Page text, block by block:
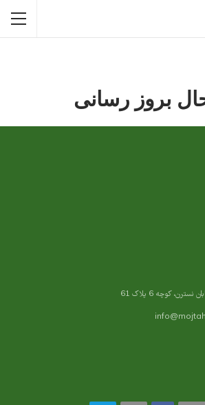
بروز رسانی
کوچه 6 پلاک 61